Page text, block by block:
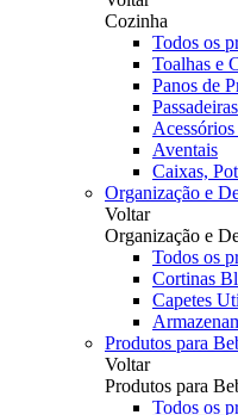
Cozinha
Todos os
Toalhas e
Panos de
Aventais
Caixas,
Organização e
Voltar
Organização e
Todos os
Cortinas
Capetes
Produtos para
Voltar
Produtos para
Todos os